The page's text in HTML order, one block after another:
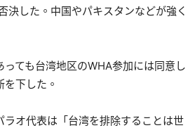
決した。中国やパキスタンなどが強く
ても台湾地区のWHA参加には同意し
下した。
オ代表は「台湾を排除することは世